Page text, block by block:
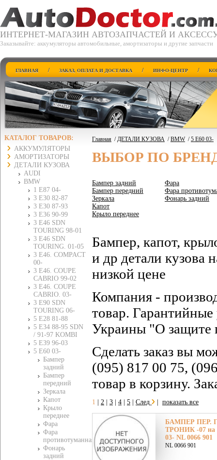
ИНТЕРНЕТ-МАГАЗИН АВТОЗАПЧАСТЕЙ И
Заказывайте: аккумуляторы автомобильные, амортизаторы и другие запчасти
ГЛАВНАЯ / ЗАКАЗ, ОПЛАТА И ДОСТАВКА / ИНФО-ЦЕНТР /
КАТАЛОГ ТОВАРОВ:
АККУМУЛЯТОРЫ
АМОРТИЗАТОРЫ
ДЕТАЛИ КУЗОВА
AUDI
BMW
1 E87 04-
3 E30 82-87
3 E30 87-93
3 E36 90-99
3 E46 SDN
TOURING 98-01
3 E46 SDN
TOURING. 01-05
3 E46. COMPACT
00-
3 E46. COUPE
CABRIO 99-02
3 E46. COUPE
CABRIO. 03-
3 E90 SDN
TOURING 06-
5 E28 81-88
5 E34 88-95 SDN
/ 91-97 KOMBI
5 E39 96-03
5 E60 03-
Бампер
задний
Бампер
передний
Зеркала
Капот
Крыло
переднее
Фара
Фара
противотуманная
Фонарь
задний
Главная /ДЕТАЛИ КУЗОВА /BMW/5 E60 03-
ВЫБОР ПО
Бампер задний
Бампер передний
Зеркала
Капот
Крыло переднее
Фара
Фара
Фонарь задний
Бампер, капот,
и др детали
низкой цене
Компания -
товар. Гарантийные
Украины "О защите
Сделать заказ вы
(095) 817 00 75,
товар в корзину.
1 2 3 4 5 След показать все
БАМПЕР ПЕР.
ТРОНИК -07 на
03- NL 0066 901
NL 0066 901